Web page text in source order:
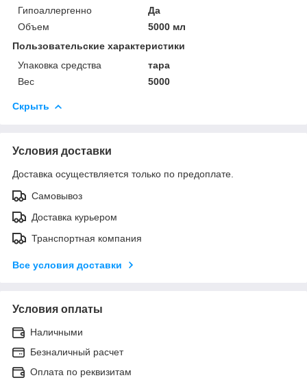
Гипоаллергенно
Да
Объем
5000 мл
Пользовательские характеристики
Упаковка средства
тара
Вес
5000
Скрыть
Условия доставки
Доставка осуществляется только по предоплате.
Самовывоз
Доставка курьером
Транспортная компания
Все условия доставки
Условия оплаты
Наличными
Безналичный расчет
Оплата по реквизитам